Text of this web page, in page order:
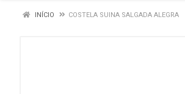
INÍCIO COSTELA SUINA SALGADA ALEGRA